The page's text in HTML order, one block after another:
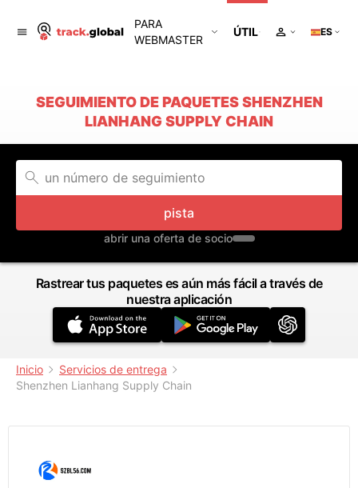
PARA
WEBMASTER
ÚTIL ES
SEGUIMIENTO DE PAQUETES SHENZHEN
LIANHANG SUPPLY CHAIN
pista
abrir una oferta de socio
Rastrear tus paquetes es aún más fácil a través de
nuestra aplicación
Inicio
Servicios de entrega
Shenzhen Lianhang Supply Chain